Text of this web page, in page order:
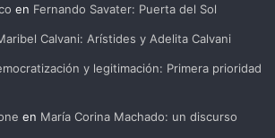
en Fernando Savater: Puerta del Sol
Calvani: Arístides y Adelita Calvani
y legitimación: Primera prioridad
en María Corina Machado: un discurso